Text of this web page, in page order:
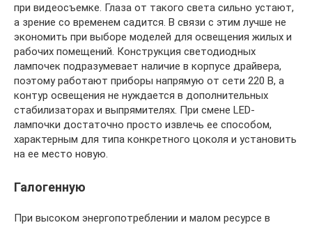
при видеосъемке. Глаза от такого света сильно устают,
а зрение со временем садится. В связи с этим лучше не
экономить при выборе моделей для освещения жилых и
рабочих помещений. Конструкция светодиодных
лампочек подразумевает наличие в корпусе драйвера,
поэтому работают приборы напрямую от сети 220 В, а
контур освещения не нуждается в дополнительных
стабилизаторах и выпрямителях. При смене LED-
лампочки достаточно просто извлечь ее способом,
характерным для типа конкретного цоколя и установить
на ее место новую.
Галогенную
При высоком энергопотреблении и малом ресурсе в